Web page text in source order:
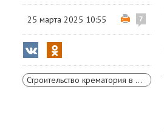
25 марта 2025 10:55 7
Строительство крематория в Красноярске